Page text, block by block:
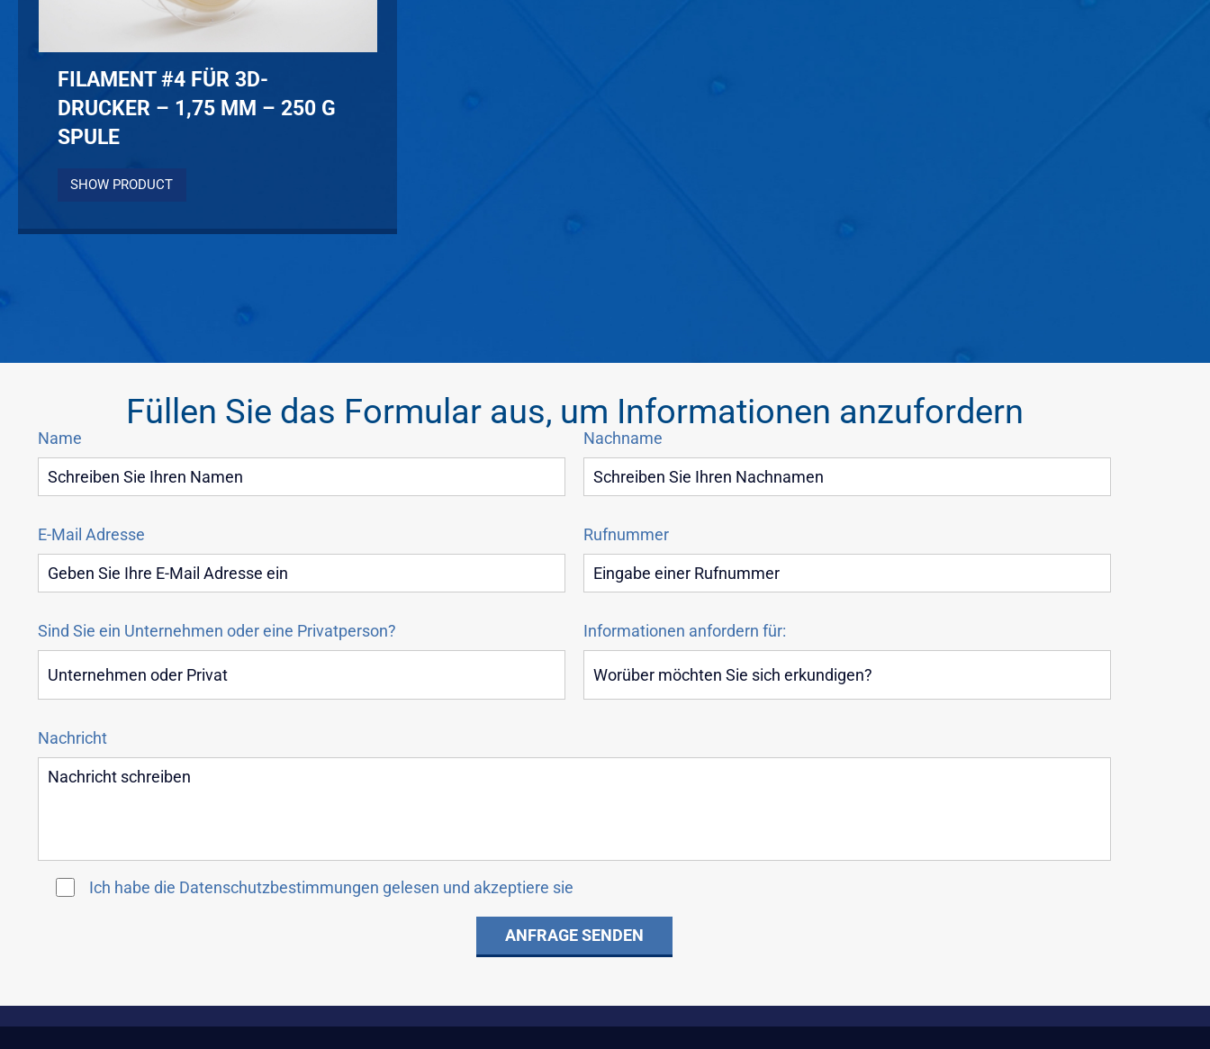
FILAMENT #4 FÜR 3D-
DRUCKER – 1,75 MM – 250 G
SPULE
SHOW PRODUCT
Füllen Sie das Formular aus, um Informationen anzufordern
Name Nachname
E-Mail Adresse Rufnummer
Sind Sie ein Unternehmen oder eine Privatperson? Informationen anfordern für:
Nachricht
Ich habe die Datenschutzbestimmungen gelesen und akzeptiere sie